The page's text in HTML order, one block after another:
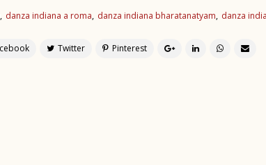
danza indiana a roma danza indiana bharatanatyam danza